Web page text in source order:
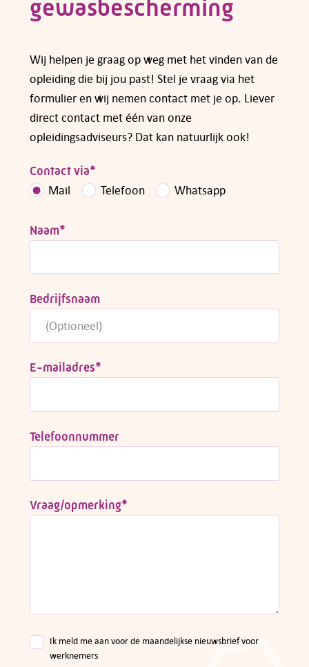
gewasbescherming
Wij helpen je graag op weg met het vinden van de
opleiding die bij jou past! Stel je vraag via het
formulier en wij nemen contact met je op. Liever
direct contact met één van onze
opleidingsadviseurs? Dat kan natuurlijk ook!
Contact via*
Mail Telefoon Whatsapp
Naam*
Bedrijfsnaam
E-mailadres*
Telefoonnummer
Vraag/opmerking*
Ik meld me aan voor de maandelijkse nieuwsbrief voor
werknemers